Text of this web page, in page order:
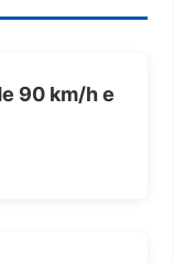
90 km/h e